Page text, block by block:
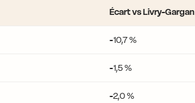
Écart vs Livry-Gargan
-10,7 %
-1,5 %
-2,0 %